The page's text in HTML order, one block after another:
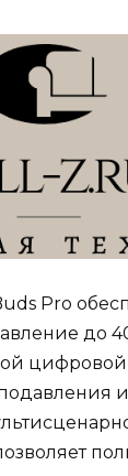
Pro
до
цифровой